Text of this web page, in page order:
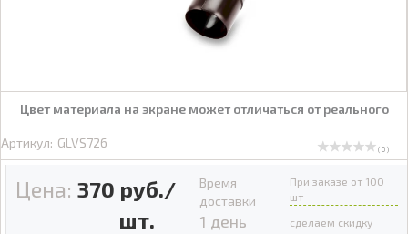
Цвет материала на экране может отличаться от реального
Артикул: GLVS726 ( 0 )
Цена: 370 руб./
шт.
Время
доставки
1 день
При заказе от 100
шт
сделаем скидку